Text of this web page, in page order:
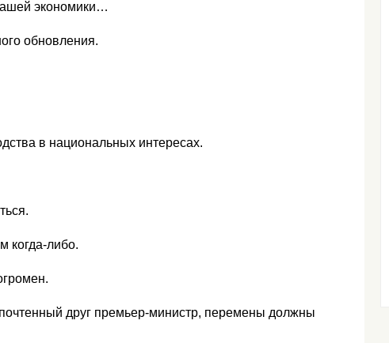
экономики…
обновления.
в национальных интересах.
когда-либо.
друг премьер-министр, перемены должны